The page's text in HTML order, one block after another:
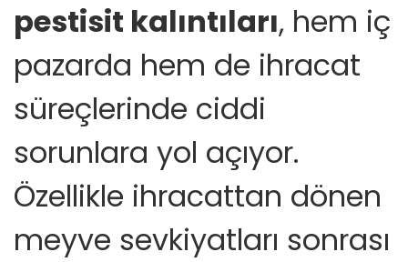
pestisit kalıntıları, hem iç
pazarda hem de ihracat
süreçlerinde ciddi
sorunlara yol açıyor.
Özellikle ihracattan dönen
meyve sevkiyatları sonrası